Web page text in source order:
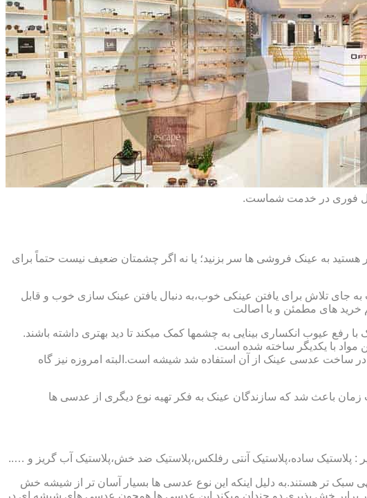
فوری در خدمت شماست.
به عینک فروشی ها سر بزنید؛ یا نه اگر چشمتان ضعیف نیست حتماً برای
جای تلاش برای یافتن عینکی خوب،به دنبال یافتن عینک سازی خوب و قابل
خرید های مطمئن و با اصالت
عیوب انکساری بینایی به چشمها کمک میکند تا دید بهتری داشته باشند.
مواد با یکدیگر ساخته شده است.
شیشه اولین و ابندایی ترین ماده ای که در ساخت عدسی عینک از آن استفاده شد شیشه است.البته امروزه نیز گاه
باعث شد که سازندگان عینک به فکر تهیه نوع دیگری از عدسی ها
تر هستند.به دلیل اینکه این نوع عدسی ها بسیار آسان تر از شیشه خش
خش پذیری دو چندان میکند.این عدسی ها همچون عدسی های شیشه ای در